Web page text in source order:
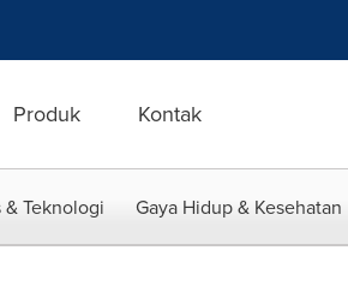
Produk Kontak
& Teknologi Gaya Hidup & Kesehatan